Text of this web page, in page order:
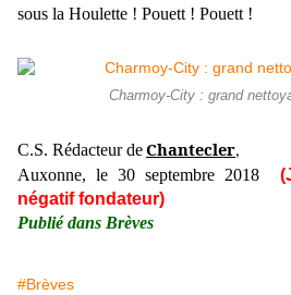
sous la Houlette ! Pouett ! Pouett !
Charmoy-City : grand
C.S. Rédacteur deChantecler,
Auxonne, le 30 septembre 2018
négatif fondateur)
Publié dans Brèves
#Brèves